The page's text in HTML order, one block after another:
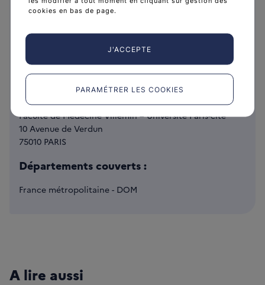
Directeur :
Dr Claire POULALHON
claire.poulalhon@inserm.fr
Adresse :
INSERM UMRS1153
Faculté de Médecine Villemin – Université Paris-cité
10 Avenue de Verdun
75010 PARIS
Départements couverts :
France métropolitaine - DOM
A lire aussi
cookies en bas de page.
J'ACCEPTE
PARAMÉTRER LES COOKIES